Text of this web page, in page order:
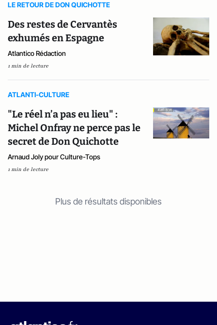
LE RETOUR DE DON QUICHOTTE
Des restes de Cervantès
exhumés en Espagne
Atlantico Rédaction
1 min de lecture
ATLANTI-CULTURE
"Le réel n’a pas eu lieu" :
Michel Onfray ne perce pas le
secret de Don Quichotte
Arnaud Joly pour Culture-Tops
1 min de lecture
Plus de résultats disponibles